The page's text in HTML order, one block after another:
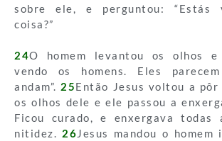
sobre ele, e perguntou: “Estás
coisa?”
24O homem levantou os olhos e
vendo os homens. Eles
andam”. 25Então Jesus voltou a pôr
os olhos dele e ele passou a
Ficou curado, e enxergava todas
nitidez. 26Jesus mandou o